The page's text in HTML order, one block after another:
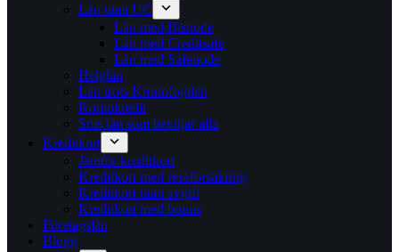
Lån utan UC
Lån med Bisnode
Lån med Creditsafe
Lån med Safenode
Helglån
Lån trots Kronofogden
Kontokredit
Sms lån som beviljar alla
Kreditkort
Jämför kreditkort
Kreditkort med reseförsäkring
Kreditkort utan avgift
Kreditkort med bonus
Företagslån
Blogg